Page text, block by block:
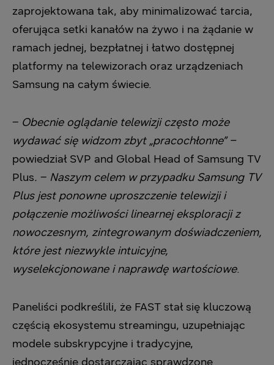
zaprojektowana tak, aby minimalizować tarcia,
oferująca setki kanałów na żywo i na żądanie w
ramach jednej, bezpłatnej i łatwo dostępnej
platformy na telewizorach oraz urządzeniach
Samsung na całym świecie.
– Obecnie oglądanie telewizji często może
wydawać się widzom zbyt „pracochłonne” –
powiedział SVP and Global Head of Samsung TV
Plus. – Naszym celem w przypadku Samsung TV
Plus jest ponowne uproszczenie telewizji i
połączenie możliwości linearnej eksploracji z
nowoczesnym, zintegrowanym doświadczeniem,
które jest niezwykle intuicyjne,
wyselekcjonowane i naprawdę wartościowe.
Paneliści podkreślili, że FAST stał się kluczową
częścią ekosystemu streamingu, uzupełniając
modele subskrypcyjne i tradycyjne,
jednocześnie dostarczając sprawdzone